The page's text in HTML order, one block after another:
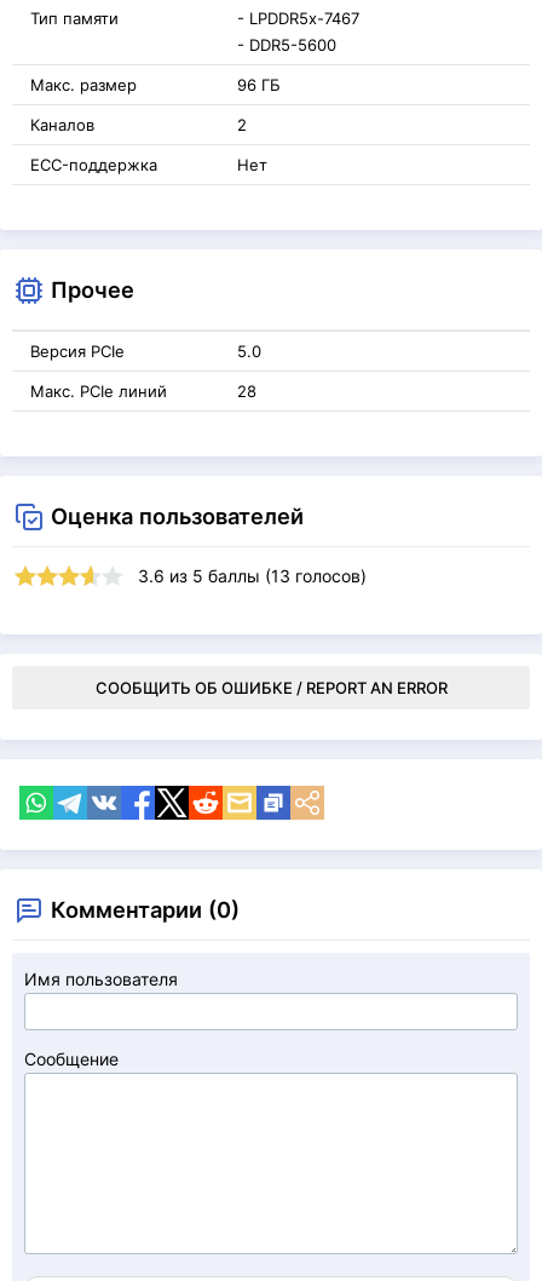
Тип памяти
- LPDDR5x-7467
- DDR5-5600
Макс. размер 96 ГБ
Каналов 2
ECC-поддержка Нет
Прочее
Версия PCIe 5.0
Макс. PCIe линий 28
Оценка пользователей
3.6 из 5 баллы (13 голосов)
СООБЩИТЬ ОБ ОШИБКЕ / REPORT AN ERROR
Комментарии (0)
Имя пользователя
Сообщение